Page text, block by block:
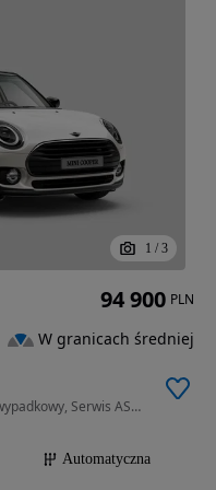
1 / 3
1499 cm3 • 136 KM • Salon PL, 1 wł, Bezwypadkowy, Serwis ASO, Gwarancja, Pakiet serwisowy
Automatyczna
94 900 PLN
W granicach średniej